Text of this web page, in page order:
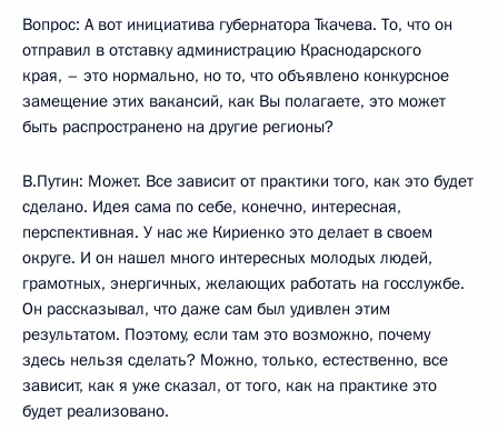
Вопрос: А вот инициатива губернатора Ткачева. То, что он
отправил в отставку администрацию Краснодарского
края, – это нормально, но то, что объявлено конкурсное
замещение этих вакансий, как Вы полагаете, это может
быть распространено на другие регионы?
В.Путин: Может. Все зависит от практики того, как это будет
сделано. Идея сама по себе, конечно, интересная,
перспективная. У нас же Кириенко это делает в своем
округе. И он нашел много интересных молодых людей,
грамотных, энергичных, желающих работать на госслужбе.
Он рассказывал, что даже сам был удивлен этим
результатом. Поэтому, если там это возможно, почему
здесь нельзя сделать? Можно, только, естественно, все
зависит, как я уже сказал, от того, как на практике это
будет реализовано.